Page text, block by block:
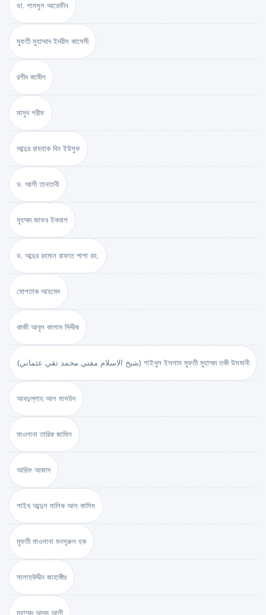
ডা. শামসুল আরেফীন
মুফতী মুহাম্মাদ ইদরীস কাসেমী
রশীদ জামীল
মাসুদ শরীফ
আব্দুর রাযযাক বিন ইউসুফ
ড. আলী তানতাবী
মুহম্মদ জাফর ইকবাল
ড. আব্দুর রহমান রাফাত পাশা রহ.
মোশতাক আহমেদ
কাজী আবুল কালাম সিদ্দীক
(شيخ الاسلام مفتي محمد تقي عثماني) শাইখুল ইসলাম মুফতী মুহাম্মদ তকী উসমানী
আবদুল্লাহ আল মাসউদ
মাওলানা তারিক জামিল
আরিফ আজাদ
শাইখ আব্দুল মালিক আল কাসিম
মুফতী মাওলানা মনসূরুল হক
সালাহউদ্দীন জাহাঙ্গীর
মুহাম্মদ আদম আলী